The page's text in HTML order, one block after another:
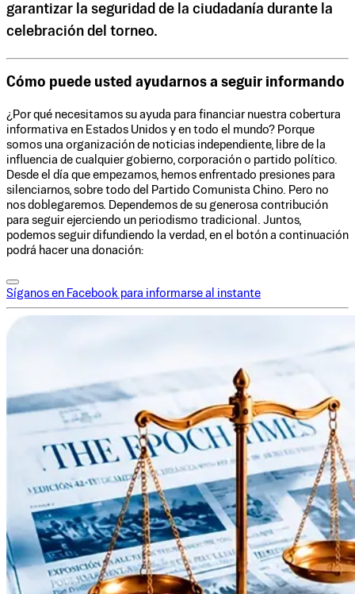
garantizar la seguridad de la ciudadanía durante la
celebración del torneo.
Cómo puede usted ayudarnos a seguir informando
¿Por qué necesitamos su ayuda para financiar nuestra cobertura
informativa en Estados Unidos y en todo el mundo? Porque
somos una organización de noticias independiente, libre de la
influencia de cualquier gobierno, corporación o partido político.
Desde el día que empezamos, hemos enfrentado presiones para
silenciarnos, sobre todo del Partido Comunista Chino. Pero no
nos doblegaremos. Dependemos de su generosa contribución
para seguir ejerciendo un periodismo tradicional. Juntos,
podemos seguir difundiendo la verdad, en el botón a continuación
podrá hacer una donación:
Síganos en Facebook para informarse al instante